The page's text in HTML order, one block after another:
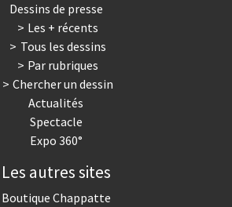
Dessins de presse
Les + récents
Tous les dessins
Par rubriques
Chercher un dessin
Actualités
Spectacle
Expo 360°
Les autres sites
Boutique Chappatte